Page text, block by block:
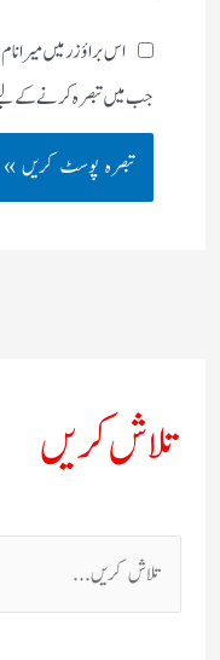
اس براؤزر میں میرا
جب میں تبصرہ کرنے
تلاش کریں
ل